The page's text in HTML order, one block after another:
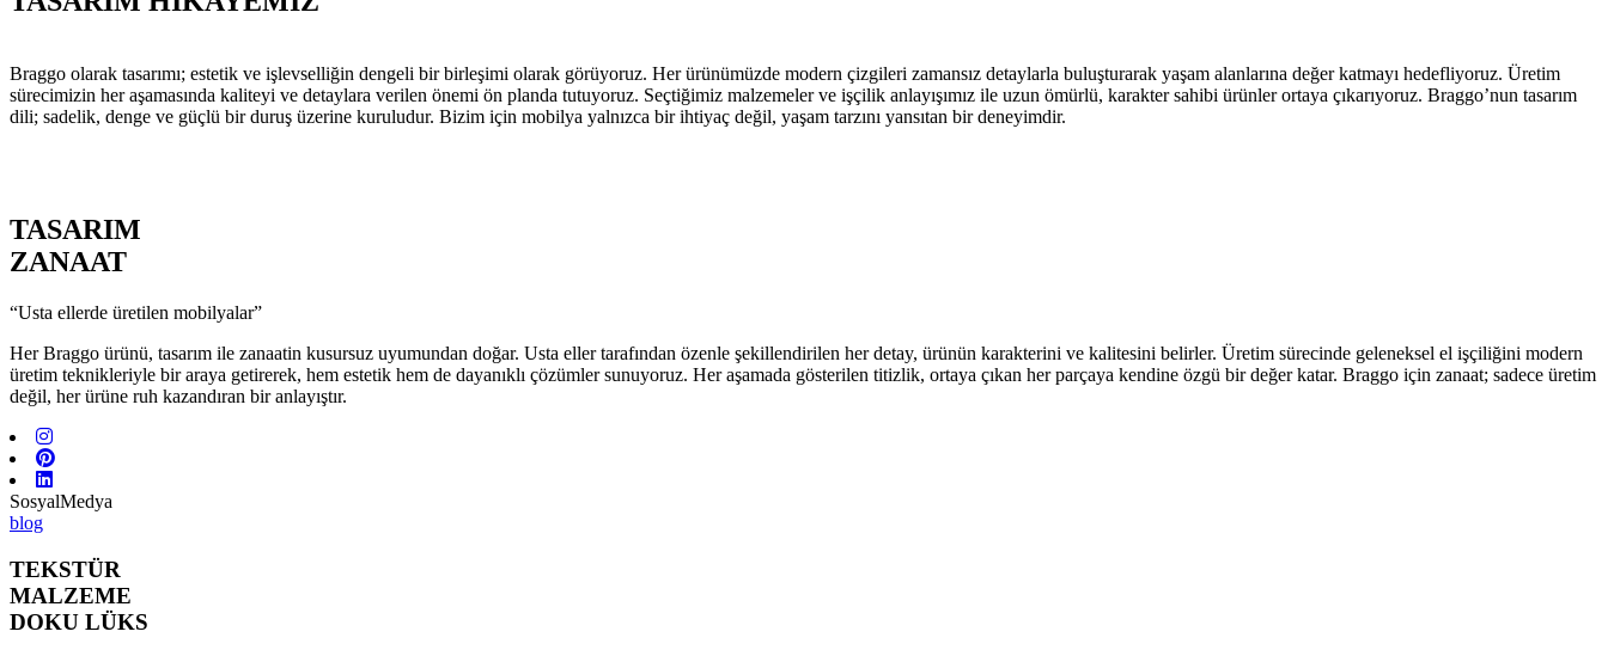
Braggo olarak tasarımı; estetik ve işlevselliğin dengeli bir birleşimi olarak görüyoruz. Her ürünümüzde modern çizgileri zamansız detaylarla buluşturarak yaşam alanlarına değer katmayı hedefliyoruz. Üretim
sürecimizin her aşamasında kaliteyi ve detaylara verilen önemi ön planda tutuyoruz. Seçtiğimiz malzemeler ve işçilik anlayışımız ile uzun ömürlü, karakter sahibi ürünler ortaya çıkarıyoruz. Braggo’nun tasarım
dili; sadelik, denge ve güçlü bir duruş üzerine kuruludur. Bizim için mobilya yalnızca bir ihtiyaç değil, yaşam tarzını yansıtan bir deneyimdir.
TASARIM
ZANAAT
“Usta ellerde üretilen mobilyalar”
Her Braggo ürünü, tasarım ile zanaatin kusursuz uyumundan doğar. Usta eller tarafından özenle şekillendirilen her detay, ürünün karakterini ve kalitesini belirler. Üretim sürecinde geleneksel el işçiliğini modern
üretim teknikleriyle bir araya getirerek, hem estetik hem de dayanıklı çözümler sunuyoruz. Her aşamada gösterilen titizlik, ortaya çıkan her parçaya kendine özgü bir değer katar. Braggo için zanaat; sadece üretim
değil, her ürüne ruh kazandıran bir anlayıştır.
SosyalMedya
blog
TEKSTÜR
MALZEME
DOKU LÜKS